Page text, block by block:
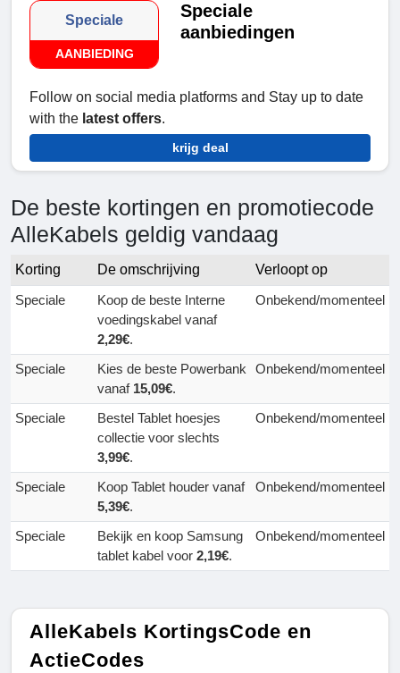
Speciale
AANBIEDING
Speciale
aanbiedingen
Follow on social media platforms and Stay up to date
with the latest offers.
krijg deal
De beste kortingen en promotiecode
AlleKabels geldig vandaag
Korting De omschrijving
Verloopt op
Speciale
Koop de beste Interne
voedingskabel vanaf
2,29€.
Onbekend/momenteel
Speciale
Kies de beste Powerbank
vanaf 15,09€.
Onbekend/momenteel
Speciale
Bestel Tablet hoesjes
collectie voor slechts
3,99€.
Onbekend/momenteel
Speciale
Koop Tablet houder vanaf
5,39€.
Onbekend/momenteel
Speciale
Bekijk en koop Samsung
tablet kabel voor 2,19€.
Onbekend/momenteel
AlleKabels KortingsCode en
ActieCodes